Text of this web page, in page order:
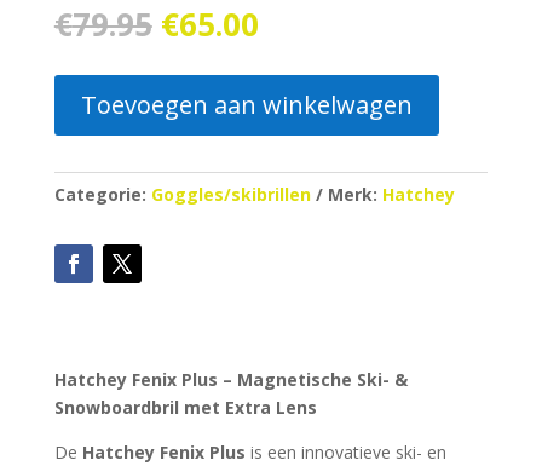
€79.95 Oorspronkelijke
prijs
was:
€79.95.
€65.00Huidige
is:
€65.00.
Toevoegen aan winkelwagen
Categorie: Goggles/skibrillen Merk: Hatchey
Hatchey Fenix Plus – Magnetische Ski- &
Snowboardbril met Extra Lens
De Hatchey Fenix Plus is een innovatieve ski- en